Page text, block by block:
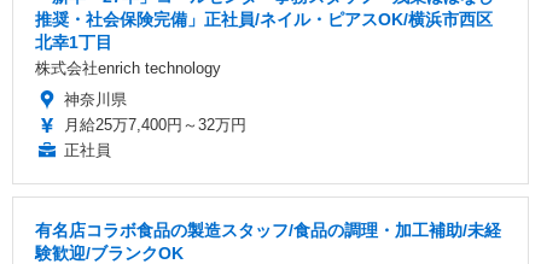
推奨・社会保険完備」正社員/ネイル・ピアスOK/横浜市西区
北幸1丁目
株式会社enrich technology
神奈川県
月給25万7,400円～32万円
正社員
有名店コラボ食品の製造スタッフ/食品の調理・加工補助/未経
験歓迎/ブランクOK